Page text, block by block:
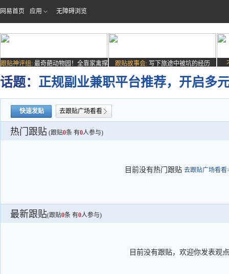
网易首页 应用 无障碍浏览
跟贴神评组: 最奇葩动物园！全靠家禽撑
场子
跟贴故事会: 写下旅途中被坑的经历
话题： 正规副业兼职平台推荐，开启多
快速发贴 去跟贴广场看看
热门跟贴 (跟贴0条 有0人参与)
目前没有热门跟贴 去跟贴广场看看
最新跟贴(跟贴0条 有0人参与)
目前没有跟贴，欢迎你发表观点